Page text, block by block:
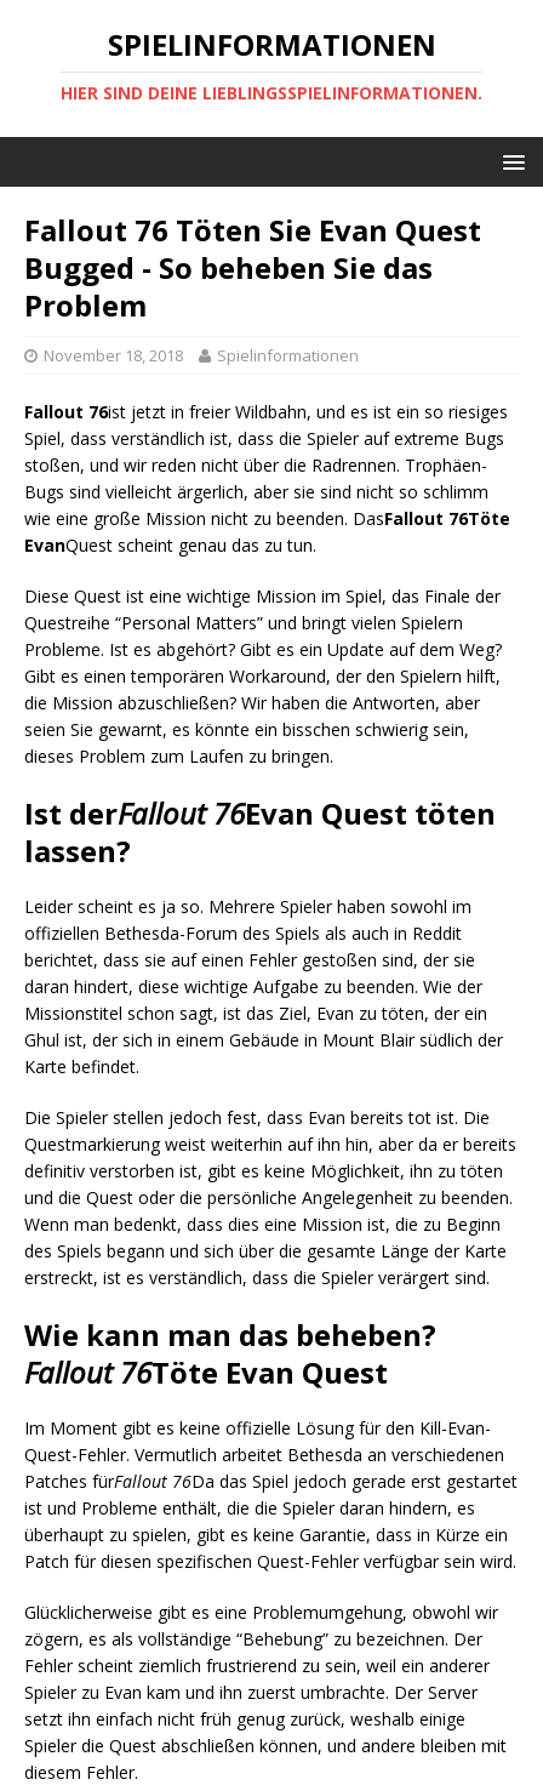
SPIELINFORMATIONEN
HIER SIND DEINE LIEBLINGSSPIELINFORMATIONEN.
Fallout 76 Töten Sie Evan Quest
Bugged - So beheben Sie das
Problem
November 18, 2018 Spielinformationen
Fallout 76ist jetzt in freier Wildbahn, und es ist ein so riesiges
Spiel, dass verständlich ist, dass die Spieler auf extreme Bugs
stoßen, und wir reden nicht über die Radrennen. Trophäen-
Bugs sind vielleicht ärgerlich, aber sie sind nicht so schlimm
wie eine große Mission nicht zu beenden. DasFallout 76Töte
EvanQuest scheint genau das zu tun.
Diese Quest ist eine wichtige Mission im Spiel, das Finale der
Questreihe “Personal Matters” und bringt vielen Spielern
Probleme. Ist es abgehört? Gibt es ein Update auf dem Weg?
Gibt es einen temporären Workaround, der den Spielern hilft,
die Mission abzuschließen? Wir haben die Antworten, aber
seien Sie gewarnt, es könnte ein bisschen schwierig sein,
dieses Problem zum Laufen zu bringen.
Ist derFallout 76Evan Quest töten
lassen?
Leider scheint es ja so. Mehrere Spieler haben sowohl im
offiziellen Bethesda-Forum des Spiels als auch in Reddit
berichtet, dass sie auf einen Fehler gestoßen sind, der sie
daran hindert, diese wichtige Aufgabe zu beenden. Wie der
Missionstitel schon sagt, ist das Ziel, Evan zu töten, der ein
Ghul ist, der sich in einem Gebäude in Mount Blair südlich der
Karte befindet.
Die Spieler stellen jedoch fest, dass Evan bereits tot ist. Die
Questmarkierung weist weiterhin auf ihn hin, aber da er bereits
definitiv verstorben ist, gibt es keine Möglichkeit, ihn zu töten
und die Quest oder die persönliche Angelegenheit zu beenden.
Wenn man bedenkt, dass dies eine Mission ist, die zu Beginn
des Spiels begann und sich über die gesamte Länge der Karte
erstreckt, ist es verständlich, dass die Spieler verärgert sind.
Wie kann man das beheben?
Fallout 76Töte Evan Quest
Im Moment gibt es keine offizielle Lösung für den Kill-Evan-
Quest-Fehler. Vermutlich arbeitet Bethesda an verschiedenen
Patches fürFallout 76Da das Spiel jedoch gerade erst gestartet
ist und Probleme enthält, die die Spieler daran hindern, es
überhaupt zu spielen, gibt es keine Garantie, dass in Kürze ein
Patch für diesen spezifischen Quest-Fehler verfügbar sein wird.
Glücklicherweise gibt es eine Problemumgehung, obwohl wir
zögern, es als vollständige “Behebung” zu bezeichnen. Der
Fehler scheint ziemlich frustrierend zu sein, weil ein anderer
Spieler zu Evan kam und ihn zuerst umbrachte. Der Server
setzt ihn einfach nicht früh genug zurück, weshalb einige
Spieler die Quest abschließen können, und andere bleiben mit
diesem Fehler.